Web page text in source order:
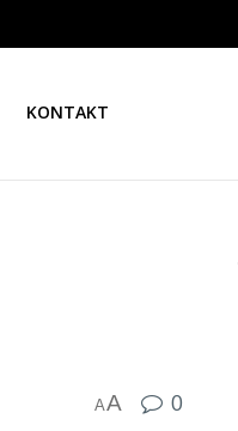
KONTAKT
AA 0